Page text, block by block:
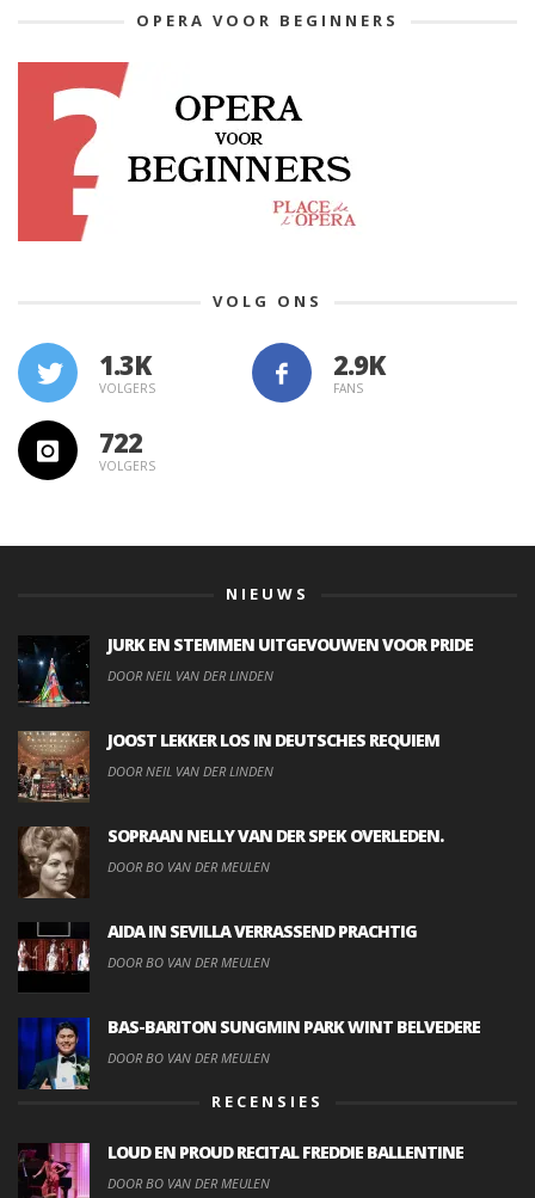
OPERA VOOR BEGINNERS
VOLG ONS
1.3K
VOLGERS FANS
722
VOLGERS
NIEUWS
JURK EN STEMMEN UITGEVOUWEN VOOR PRIDE
DOOR NEIL VAN DER LINDEN
JOOST LEKKER LOS IN DEUTSCHES REQUIEM
DOOR NEIL VAN DER LINDEN
SOPRAAN NELLY VAN DER SPEK OVERLEDEN.
DOOR BO VAN DER MEULEN
AIDA IN SEVILLA VERRASSEND PRACHTIG
DOOR BO VAN DER MEULEN
BAS-BARITON SUNGMIN PARK WINT BELVEDERE
DOOR BO VAN DER MEULEN
RECENSIES
LOUD EN PROUD RECITAL FREDDIE BALLENTINE
DOOR BO VAN DER MEULEN